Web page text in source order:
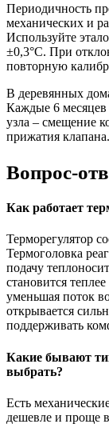
Периодичность
механических и
Используйте
±0,3°C. При
повторную
В деревянных
Каждые 6
узла – смещение
прижатия клапана.
Вопрос-
Как работает
Терморегулятор
Термоголовка
подачу
становится
уменьшая поток
открывается
поддерживать
Какие бывают
выбрать?
Есть
дешевле и проще